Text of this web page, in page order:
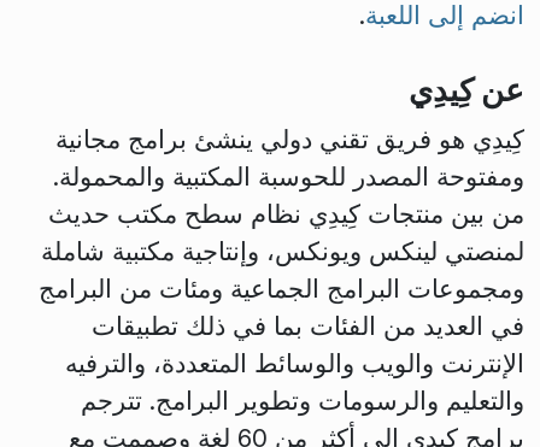
انضم إلى اللعبة.
عن كِيدِي
كِيدِي هو فريق تقني دولي ينشئ برامج مجانية
ومفتوحة المصدر للحوسبة المكتبية والمحمولة.
من بين منتجات كِيدِي نظام سطح مكتب حديث
لمنصتي لينكس ويونكس، وإنتاجية مكتبية شاملة
ومجموعات البرامج الجماعية ومئات من البرامج
في العديد من الفئات بما في ذلك تطبيقات
الإنترنت والويب والوسائط المتعددة، والترفيه
والتعليم والرسومات وتطوير البرامج. تترجم
برامج كِيدِي إلى أكثر من 60 لغة وصممت مع